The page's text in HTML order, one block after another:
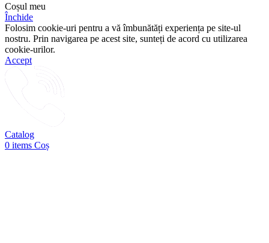
Coșul meu
Închide
Folosim cookie-uri pentru a vă îmbunătăți experiența pe site-ul
nostru. Prin navigarea pe acest site, sunteți de acord cu utilizarea
cookie-urilor.
Accept
Catalog
0 items Coș